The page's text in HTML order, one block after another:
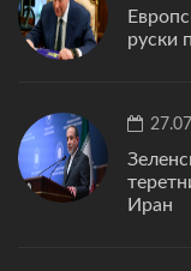
руски
Иран